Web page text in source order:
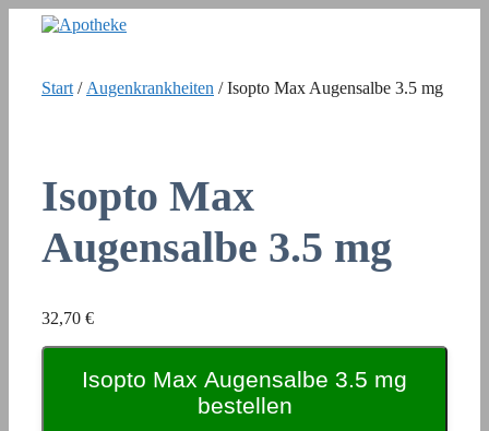
Inhalt
Start / Augenkrankheiten / Isopto Max Augensalbe 3.5 mg
Isopto Max
Augensalbe 3.5 mg
32,70 €
Isopto Max Augensalbe 3.5 mg
bestellen